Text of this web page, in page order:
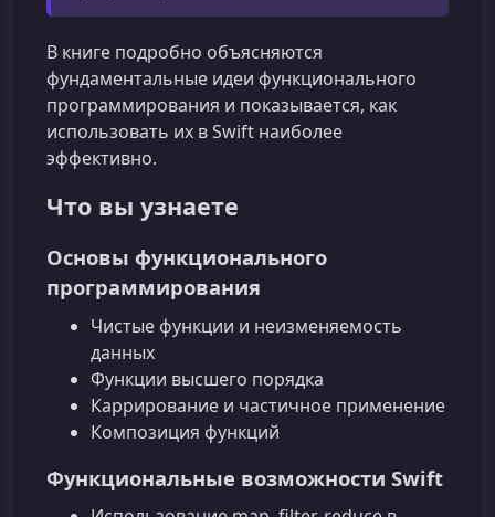
В книге подробно объясняются
фундаментальные идеи функционального
программирования и показывается, как
использовать их в Swift наиболее
эффективно.
Что вы узнаете
Основы функционального
программирования
Чистые функции и неизменяемость
данных
Функции высшего порядка
Каррирование и частичное применение
Композиция функций
Функциональные возможности Swift